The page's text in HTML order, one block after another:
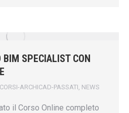
BIM SPECIALIST CON
CORSI-ARCHICAD-PASSATI NEWS
il Corso Online completo